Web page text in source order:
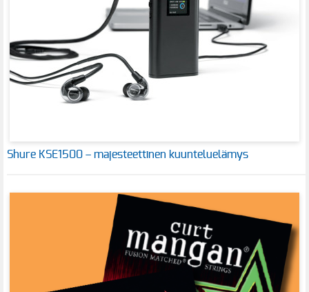
Shure KSE1500 – majesteettinen kuunteluelämys